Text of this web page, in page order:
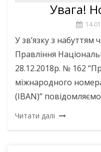
Увага!
У зв’язку з набуттям
Правління
28.12.2018р. № 162
міжнародного
(IBAN)”
Читати далі